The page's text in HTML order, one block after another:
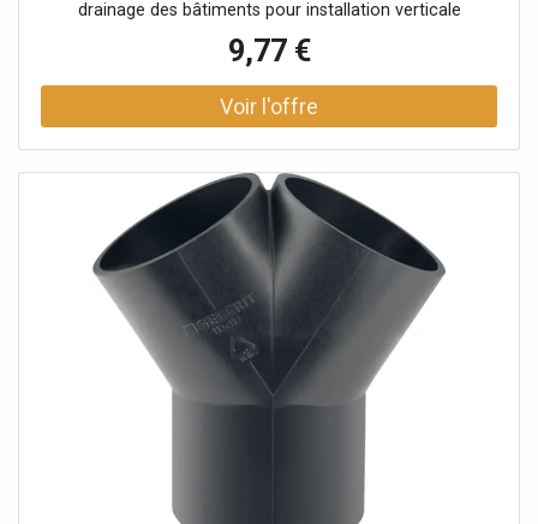
drainage des bâtiments pour installation verticale
9,77 €